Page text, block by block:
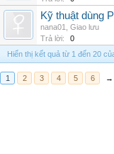
Kỹ thuật dùng
nana01
Giao lưu
Trả lời:
0
Hiển thị kết quả từ 1 đến 20
1 2 3 4 5 6 →